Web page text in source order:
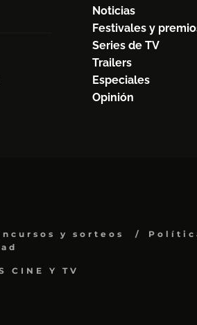
Noticias
Festivales y
Series de TV
Trailers
Especiales
Opinión
y sorteos
CINE Y TV